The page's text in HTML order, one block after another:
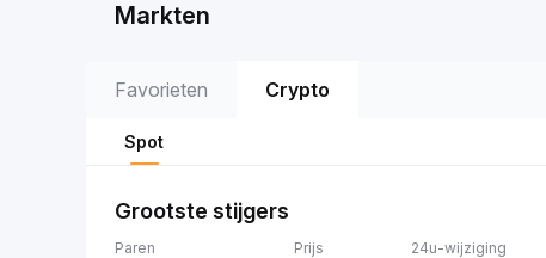
Markten
Favorieten Crypto
Spot
Grootste stijgers
Paren Prijs 24u-wijziging